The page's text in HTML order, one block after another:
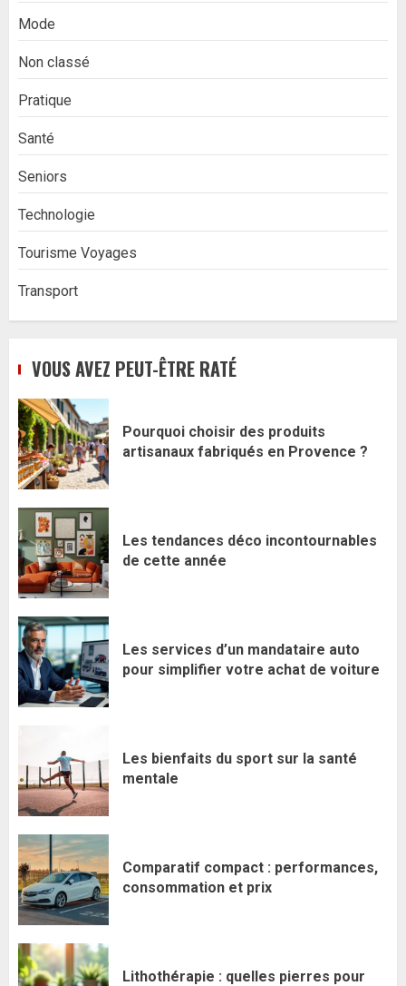
Mode
Non classé
Pratique
Santé
Seniors
Technologie
Tourisme Voyages
Transport
VOUS AVEZ PEUT-ÊTRE RATÉ
Pourquoi choisir des produits
artisanaux fabriqués en Provence ?
Les tendances déco incontournables
de cette année
Les services d’un mandataire auto
pour simplifier votre achat de voiture
Les bienfaits du sport sur la santé
mentale
Comparatif compact : performances,
consommation et prix
Lithothérapie : quelles pierres pour